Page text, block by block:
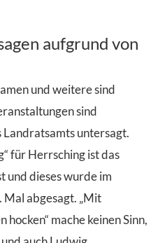
aufgrund von
und weitere sind
sind
untersagt.
für Herrsching ist das
und dieses wurde im
Mal abgesagt. „Mit
mache keinen Sinn,